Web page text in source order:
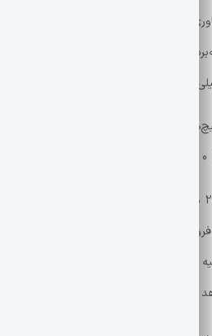
قیمت این موس 259.99 دلار تعیین شده است. فروش آن از